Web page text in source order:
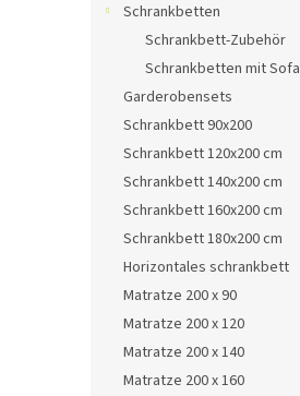
Schrankbetten
Schrankbett-Zubehör
Schrankbetten mit Sofa
Garderobensets
Schrankbett 90x200
Schrankbett 120x200 cm
Schrankbett 140x200 cm
Schrankbett 160x200 cm
Schrankbett 180x200 cm
Horizontales schrankbett
Matratze 200 x 90
Matratze 200 x 120
Matratze 200 x 140
Matratze 200 x 160